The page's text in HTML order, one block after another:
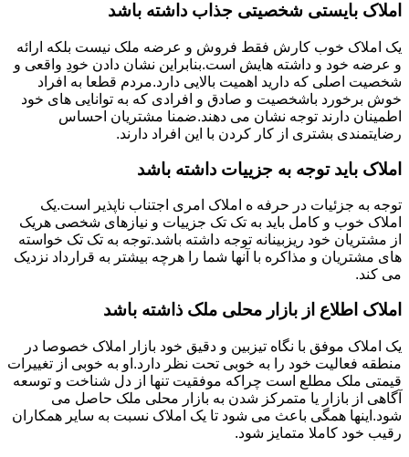
املاک بایستی شخصیتی جذاب داشته باشد
یک املاک خوب کارش فقط فروش و عرضه ملک نیست بلکه ارائه
و عرضه خود و داشته هایش است.بنابراین نشان دادن خودِ واقعی و
شخصیت اصلی که دارید اهمیت بالایی دارد.مردم قطعا به افراد
خوش برخورد باشخصیت و صادق و افرادی که به توانایی های خود
اطمینان دارند توجه نشان می دهند.ضمنا مشتریان احساس
رضایتمندی بشتری از کار کردن با این افراد دارند.
املاک باید توجه به جزییات داشته باشد
توجه به جزئیات در حرفه ه املاک امری اجتناب ناپذیر است.یک
املاک خوب و کامل باید به تک تک جزییات و نیازهای شخصی هریک
از مشتریان خود ریزبینانه توجه داشته باشد.توجه به تک تک خواسته
های مشتریان و مذاکره با آنها شما را هرچه بیشتر به قرارداد نزدیک
می کند.
املاک اطلاع از بازار محلی ملک ذاشته باشد
یک املاک موفق با نگاه تیزبین و دقیق خود بازار املاک خصوصا در
منطقه فعالیت خود را به خوبی تحت نظر دارد.او به خوبی از تغییرات
قیمتی ملک مطلع است چراکه موفقیت تنها از دل شناخت و توسعه
آگاهی از بازار یا متمرکز شدن به بازار محلی ملک حاصل می
شود.اینها همگی باعث می شود تا یک املاک نسبت به سایر همکاران
رقیب خود کاملا متمایز شود.